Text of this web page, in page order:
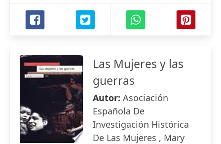
Las Mujeres y las
guerras
Autor: Asociación
Española De
Investigación Histórica
De Las Mujeres , Mary